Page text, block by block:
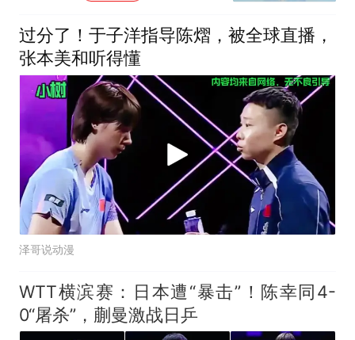
过分了！于子洋指导陈熠，被全球直播，
张本美和听得懂
泽哥说动漫
WTT横滨赛：日本遭“暴击”！陈幸同4-
0“屠杀”，蒯曼激战日乒